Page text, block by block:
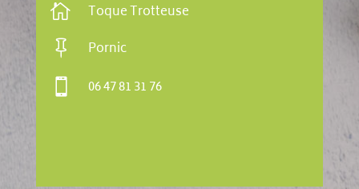
 Toque Trotteuse
 Pornic
 06 47 81 31 76